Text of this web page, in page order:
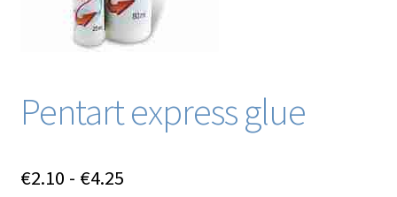
Pentart express glue
€2.10 - €4.25Prijsklasse: